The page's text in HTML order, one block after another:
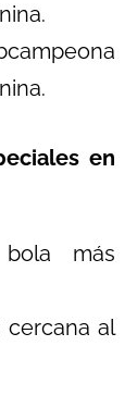
en
más
cercana al